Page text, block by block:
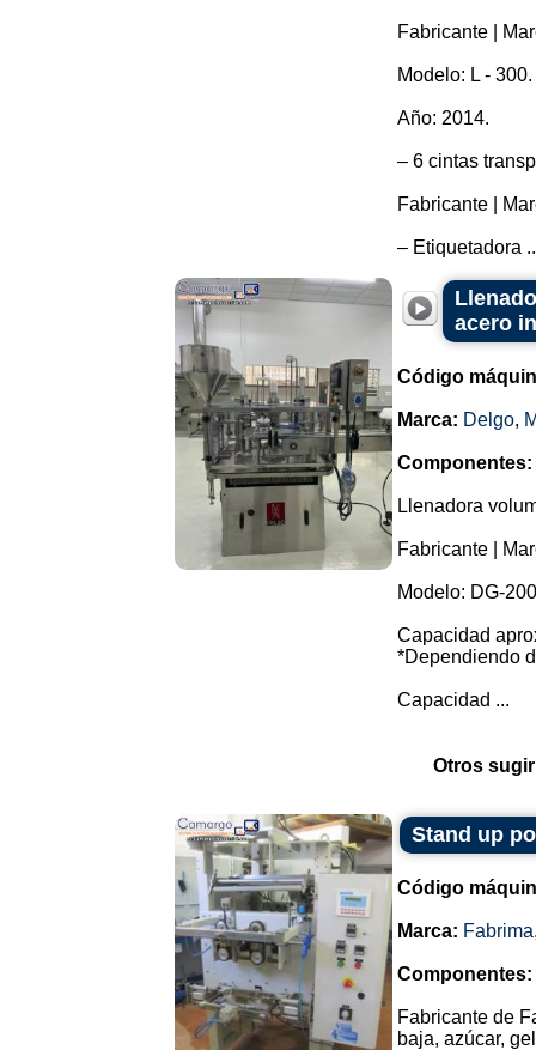
Fabricante |
Modelo: L - 300.
Año: 2014.
– 6 cintas
Fabricante |
– Etiquetadora
acero
Código
Marca: Delgo,
Componentes:
Llenadora
Fabricante |
Modelo: DG-
Capacidad
*Dependiendo
Capacidad ...
Otros
Stand up
Código
Marca: Fabrima
Componentes:
Fabricante de
baja, azúcar,